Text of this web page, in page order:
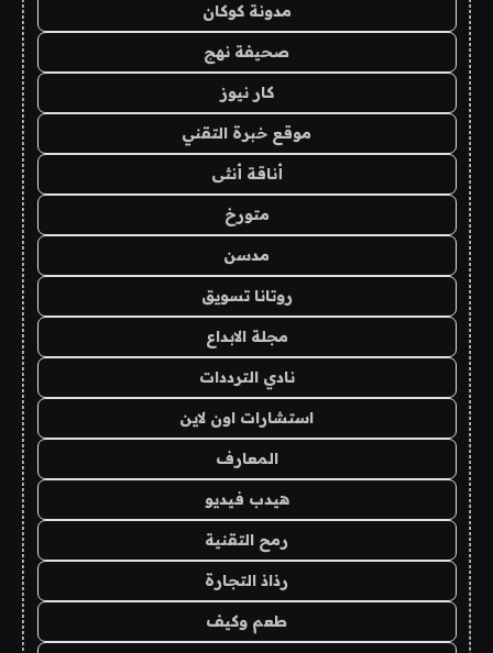
مدونة كوكان
صحيفة نهج
كار نيوز
موقع خبرة التقني
أناقة أنثى
متورخ
مدسن
روتانا تسويق
مجلة الابداع
نادي الترددات
استشارات اون لاين
المعارف
هيدب فيديو
رمح التقنية
رذاذ التجارة
طعم وكيف